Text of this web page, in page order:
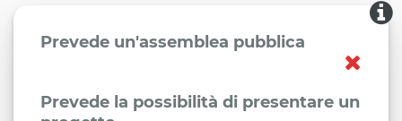
Prevede un'assemblea pubblica
Prevede la possibilità di presentare un